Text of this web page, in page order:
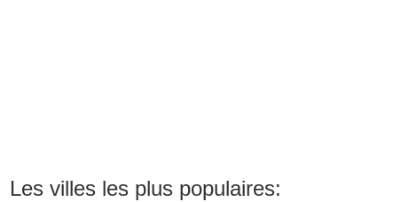
Les villes les plus populaires: